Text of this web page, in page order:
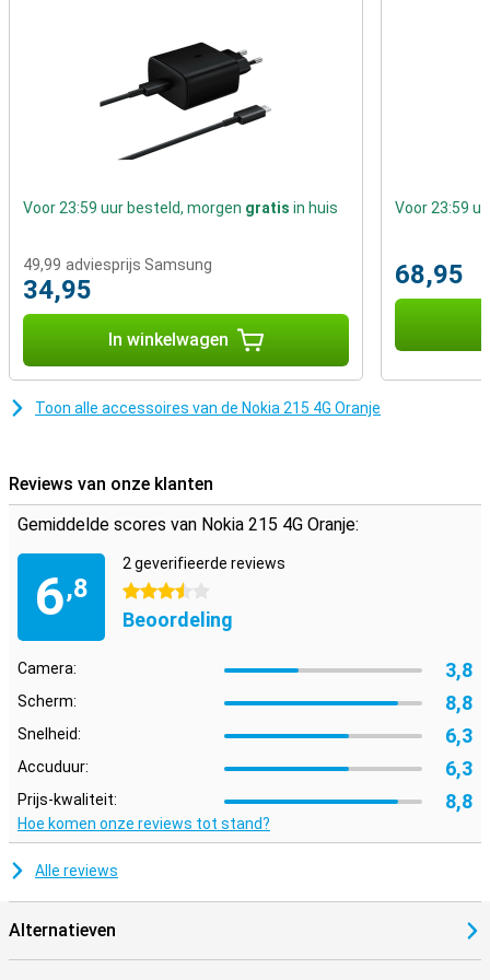
Voor 23:59 uur besteld, morgen gratis in huis
49,99 adviesprijs Samsung
34,95
In winkelwagen
Voor 23:59
68,95
Toon alle accessoires van de Nokia 215 4G Oranje
Reviews van onze klanten
Gemiddelde scores van Nokia 215 4G Oranje:
6,8
2 geverifieerde reviews
3.5 sterren
Beoordeling
Camera: 3,8
Scherm: 8,8
Snelheid: 6,3
Accuduur: 6,3
Prijs-kwaliteit: 8,8
Hoe komen onze reviews tot stand?
Alle reviews
Alternatieven